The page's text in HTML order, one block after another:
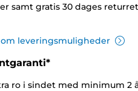
samt gratis 30 dages
leveringsmuligheder
ro i sindet med minimum 2